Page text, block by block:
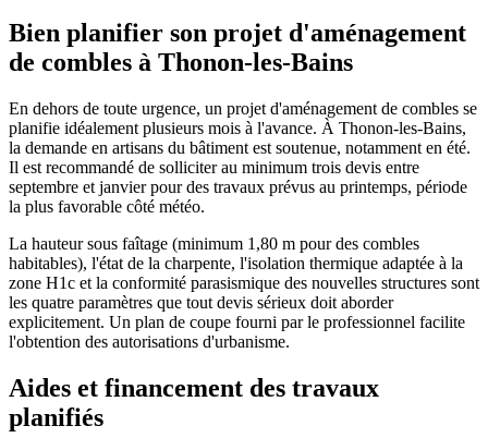
Bien planifier son projet d'aménagement
de combles à Thonon-les-Bains
En dehors de toute urgence, un projet d'aménagement de combles se
planifie idéalement plusieurs mois à l'avance. À Thonon-les-Bains,
la demande en artisans du bâtiment est soutenue, notamment en été.
Il est recommandé de solliciter au minimum trois devis entre
septembre et janvier pour des travaux prévus au printemps, période
la plus favorable côté météo.
La hauteur sous faîtage (minimum 1,80 m pour des combles
habitables), l'état de la charpente, l'isolation thermique adaptée à la
zone H1c et la conformité parasismique des nouvelles structures sont
les quatre paramètres que tout devis sérieux doit aborder
explicitement. Un plan de coupe fourni par le professionnel facilite
l'obtention des autorisations d'urbanisme.
Aides et financement des travaux
planifiés